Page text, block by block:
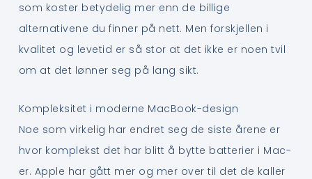
som koster betydelig mer enn de billige
alternativene du finner på nett. Men forskjellen i
kvalitet og levetid er så stor at det ikke er noen tvil
om at det lønner seg på lang sikt.
Kompleksitet i moderne MacBook-design
Noe som virkelig har endret seg de siste årene er
hvor komplekst det har blitt å bytte batterier i Mac-
er. Apple har gått mer og mer over til det de kaller